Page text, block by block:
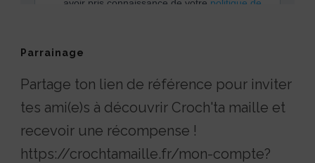
Parrainage
Partage ton lien de référence pour inviter
tes ami(e)s à découvrir Croch'ta maille et
recevoir une récompense !
https://crochtamaille.fr/mon-compte?